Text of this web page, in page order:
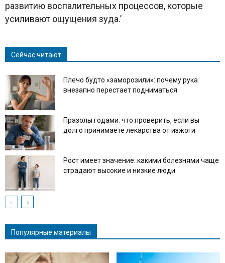
развитию воспалительных процессов, которые
усиливают ощущения зуда.’
Сейчас читают
Плечо будто «заморозили»: почему рука
внезапно перестает подниматься
Празолы годами: что проверить, если вы
долго принимаете лекарства от изжоги
Рост имеет значение: какими болезнями чаще
страдают высокие и низкие люди
Популярные материалы